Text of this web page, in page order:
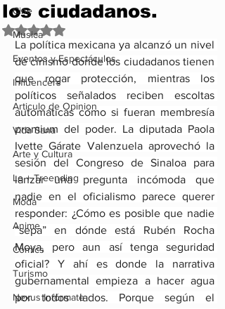
Cine
Musica
Eventos y Espectáculos
Influencers
Articulo de Opinion
Vida Sana
Arte y Cultura
Lo + Treending
Moda
Anime
Comics
Turismo
Nexus Infórmate
los ciudadanos.
Obtuvo NaN de 5 estrellas.
La política mexicana ya alcanzó un nivel
de cinismo donde los ciudadanos tienen
que rogar protección, mientras los
políticos señalados reciben escoltas
automáticas como si fueran membresía
premium del poder. La diputada Paola
Ivette Gárate Valenzuela aprovechó la
sesión del Congreso de Sinaloa para
lanzar una pregunta incómoda que
nadie en el oficialismo parece querer
responder: ¿Cómo es posible que nadie
“sepa” en dónde está Rubén Rocha
Moya, pero aun así tenga seguridad
oficial? Y ahí es donde la narrativa
gubernamental empieza a hacer agua
por todos lados. Porque según el